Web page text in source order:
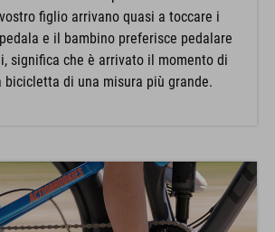
figlio arrivano quasi a toccare i
e il bambino preferisce pedalare
significa che è arrivato il momento di
bicicletta di una misura più grande.